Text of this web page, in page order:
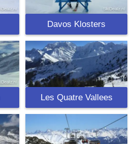
Davos Klosters
Les Quatre Vallees